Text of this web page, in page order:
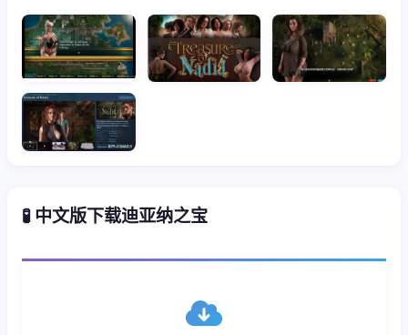
🧪 中文版下载迪亚纳之宝